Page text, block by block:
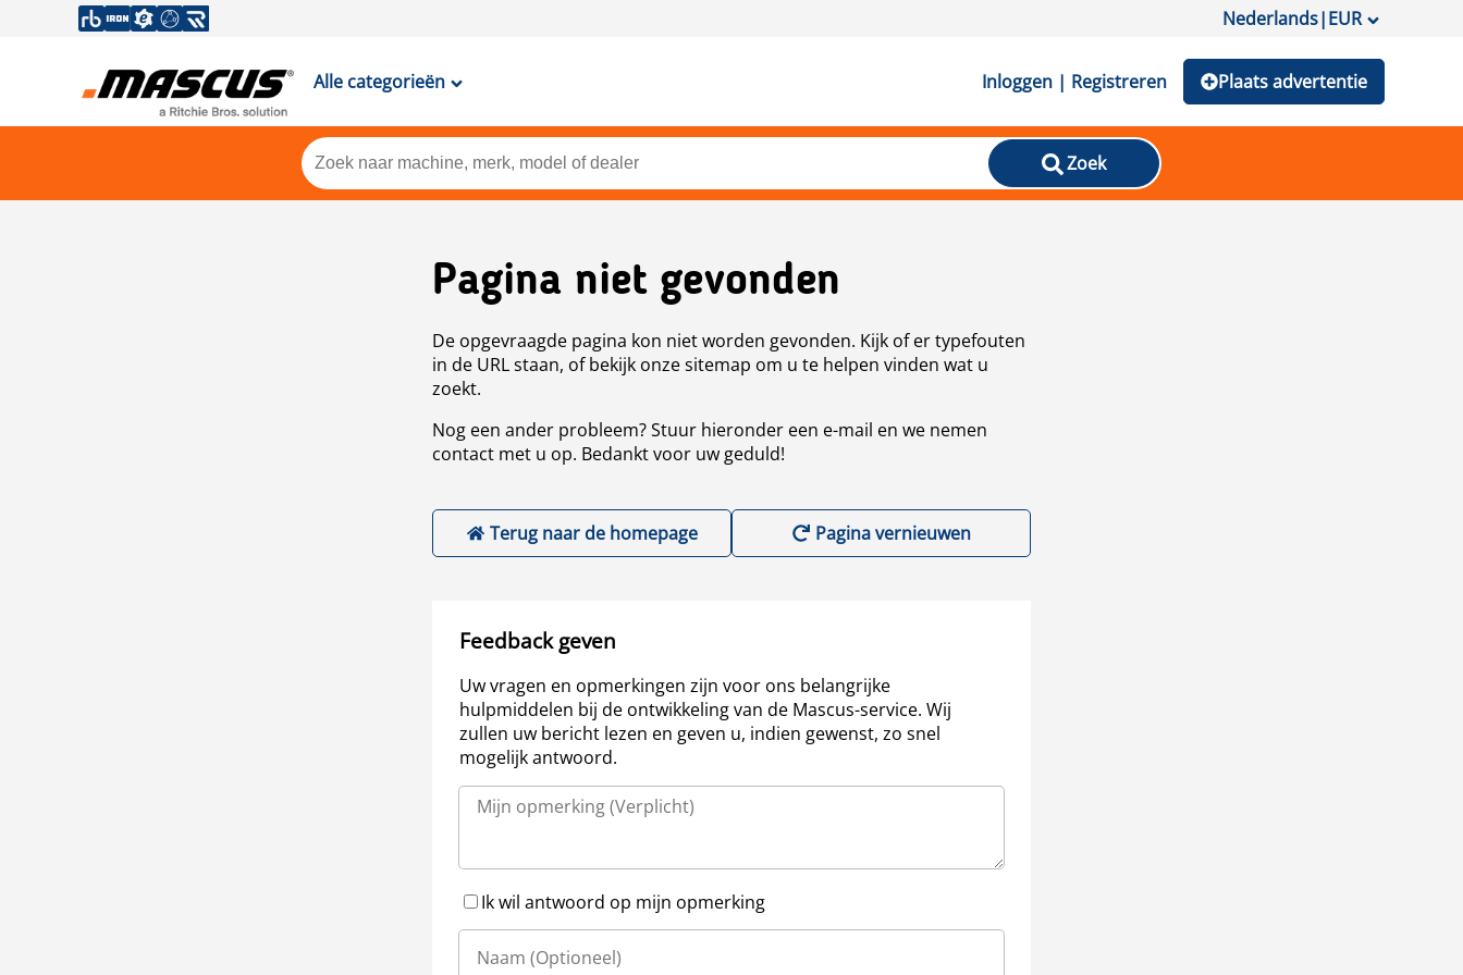
Nederlands|EUR
Alle categorieën Inloggen | Registreren Plaats advertentie
Zoek
Pagina niet gevonden
De opgevraagde pagina kon niet worden gevonden. Kijk of er typefouten
in de URL staan, of bekijk onze sitemap om u te helpen vinden wat u
zoekt.
Nog een ander probleem? Stuur hieronder een e-mail en we nemen
contact met u op. Bedankt voor uw geduld!
Terug naar de homepage Pagina vernieuwen
Feedback geven
Uw vragen en opmerkingen zijn voor ons belangrijke
hulpmiddelen bij de ontwikkeling van de Mascus-service. Wij
zullen uw bericht lezen en geven u, indien gewenst, zo snel
mogelijk antwoord.
Ik wil antwoord op mijn opmerking